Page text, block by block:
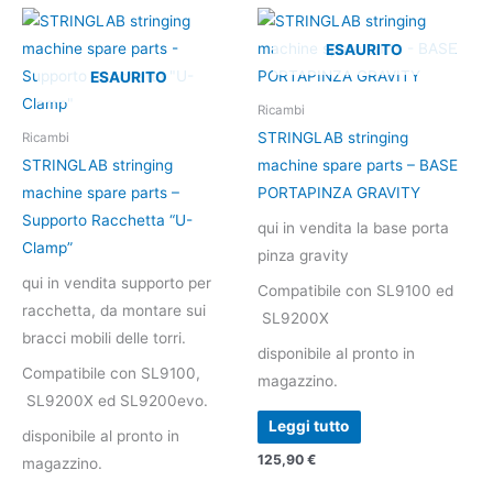
ESAURITO
Ricambi
STRINGLAB stringing
machine spare parts –
Supporto Racchetta “U-
Clamp”
qui in vendita supporto per
racchetta, da montare sui
bracci mobili delle torri.
Compatibile con SL9100,
SL9200X ed SL9200evo.
disponibile al pronto in
magazzino.
ESAURITO
Ricambi
STRINGLAB stringing
machine spare parts – BASE
PORTAPINZA GRAVITY
qui in vendita la base porta
pinza gravity
Compatibile con SL9100 ed
SL9200X
disponibile al pronto in
magazzino.
Leggi tutto
125,90 €